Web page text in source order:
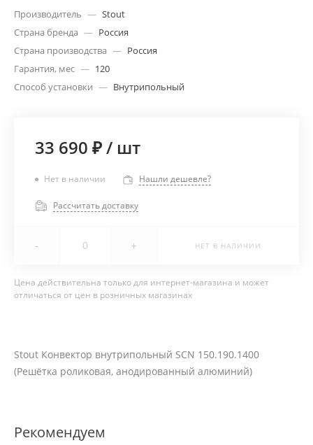
Производитель — Stout
Страна бренда — Россия
Страна производства — Россия
Гарантия, мес — 120
Способ установки — Внутрипольный
33 690 ₽/ шт
Нет в наличии Нашли дешевле?
Рассчитать доставку
- + НЕТ В НАЛИЧИИ
Цена действительна только для интернет-магазина и может
отличаться от цен в розничных магазинах
Stout Конвектор внутрипольный SCN 150.190.1400
(Решётка роликовая, анодированный алюминий)
Рекомендуем